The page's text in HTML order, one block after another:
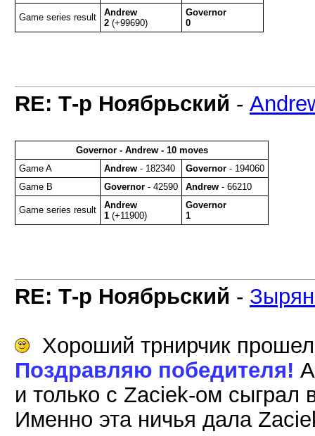
Game series result
Andrew
2 (+99690)
Governor
0
RE: Т-р Ноябрьский -
Governor - Andrew - 10 moves
Game A
Andrew - 182340 Governor - 194060
Game B
Governor - 42590 Andrew - 66210
Game series result
Andrew
1 (+11900)
Governor
1
RE: Т-р Ноябрьский -
Хороший трнирчик
Поздравляю победителя!
и только с Zaciek-ом сыграл
Именно эта ничья дала